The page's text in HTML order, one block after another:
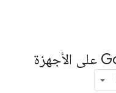
إعداد إضافة "إعلانات Google على الأجهزة